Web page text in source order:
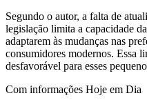
Segundo o autor, a falta de
legislação limita a capacidade
adaptarem às mudanças nas
consumidores modernos. Essa
desfavorável para esses
Com informações Hoje em Dia